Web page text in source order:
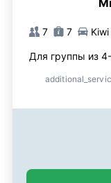
7 7 Kiwi
Для группы из